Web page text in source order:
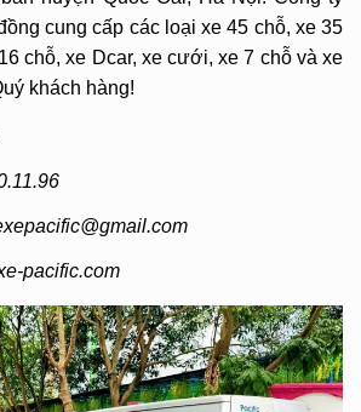
cung cấp các loại xe 45 chỗ, xe 35
chỗ, xe Dcar, xe cưới, xe 7 chỗ và xe
khách hàng!
pacific.com